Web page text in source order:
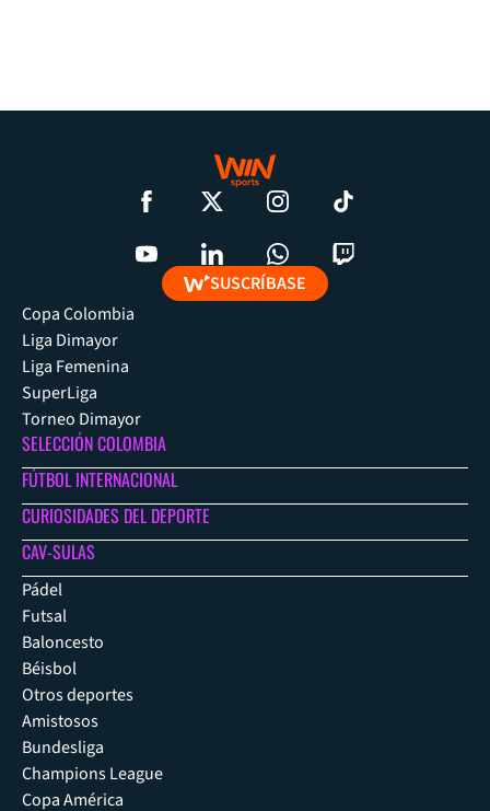
SUSCRÍBASE
Copa Colombia
Liga Dimayor
Liga Femenina
SuperLiga
Torneo Dimayor
SELECCIÓN COLOMBIA
FÚTBOL INTERNACIONAL
CURIOSIDADES DEL DEPORTE
CAV-SULAS
Pádel
Futsal
Baloncesto
Béisbol
Otros deportes
Amistosos
Bundesliga
Champions League
Copa América